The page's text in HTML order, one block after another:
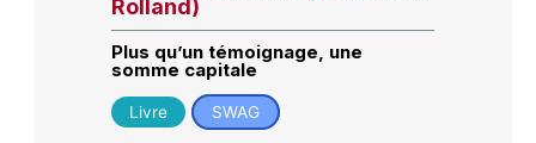
Rolland)
Plus qu’un témoignage, une
somme capitale
Livre SWAG